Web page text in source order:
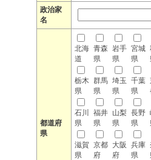
政治家
名
都道府
県
北海
道
青森
県
岩手
県
宮城
県
栃木
県
群馬
県
埼玉
県
千葉
県
石川
県
福井
県
山梨
県
長野
県
滋賀
県
京都
府
大阪
府
兵庫
県